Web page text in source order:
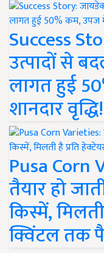
Success
उत्पादों से
लागत हुई
शानदार वृद्धि!
Pusa
तैयार हो
किस्में,
क्विंटल तक